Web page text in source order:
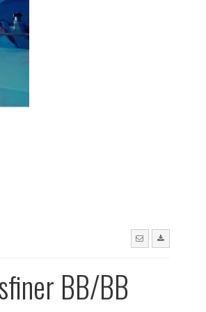
BB/BB